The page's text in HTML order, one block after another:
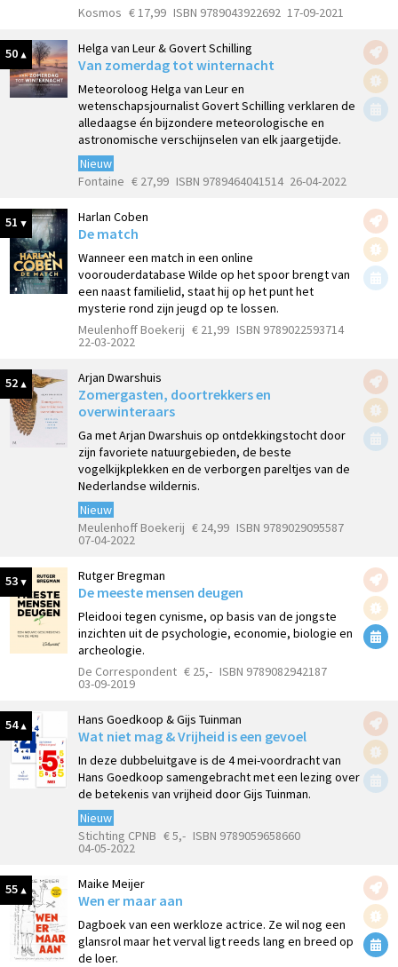
Kosmos € 17,99 ISBN 9789043922692 17-09-2021
50 Helga van Leur & Govert Schilling
Van zomerdag tot winternacht
Meteoroloog Helga van Leur en
wetenschapsjournalist Govert Schilling verklaren de
alledaagse én bijzondere meteorologische en
astronomische verschijnselen van elk jaargetijde.
Nieuw
Fontaine € 27,99 ISBN 9789464041514 26-04-2022
51 Harlan Coben
De match
Wanneer een match in een online
voorouderdatabase Wilde op het spoor brengt van
een naast familielid, staat hij op het punt het
mysterie rond zijn jeugd op te lossen.
Meulenhoff Boekerij € 21,99 ISBN 9789022593714
22-03-2022
52 Arjan Dwarshuis
Zomergasten, doortrekkers en
overwinteraars
Ga met Arjan Dwarshuis op ontdekkingstocht door
zijn favoriete natuurgebieden, de beste
vogelkijkplekken en de verborgen pareltjes van de
Nederlandse wildernis.
Nieuw
Meulenhoff Boekerij € 24,99 ISBN 9789029095587
07-04-2022
53 Rutger Bregman
De meeste mensen deugen
Pleidooi tegen cynisme, op basis van de jongste
inzichten uit de psychologie, economie, biologie en
archeologie.
De Correspondent € 25,- ISBN 9789082942187
03-09-2019
54 Hans Goedkoop & Gijs Tuinman
Wat niet mag & Vrijheid is een gevoel
In deze dubbeluitgave is de 4 mei-voordracht van
Hans Goedkoop samengebracht met een lezing over
de betekenis van vrijheid door Gijs Tuinman.
Nieuw
Stichting CPNB € 5,- ISBN 9789059658660
04-05-2022
55 Maike Meijer
Wen er maar aan
Dagboek van een werkloze actrice. Ze wil nog een
glansrol maar het verval ligt reeds lang en breed op
de loer.